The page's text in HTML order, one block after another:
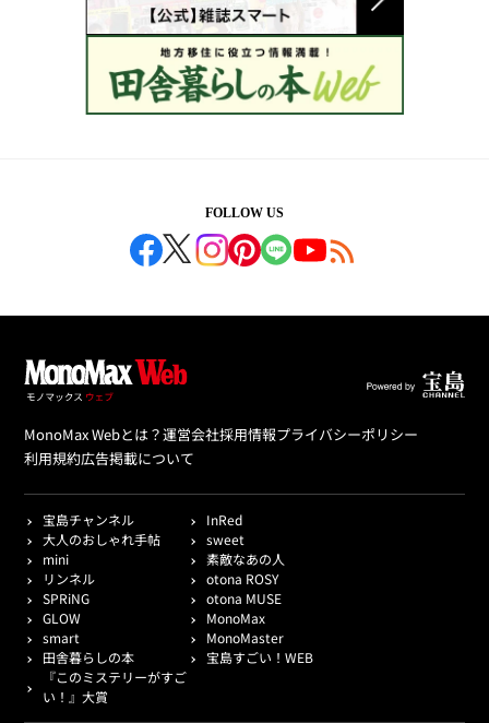
FOLLOW US
MonoMax Webとは？運営会社採用情報プライバシーポリシー
利用規約広告掲載について
宝島チャンネル
InRed
大人のおしゃれ手帖
sweet
mini
素敵なあの人
リンネル
otona ROSY
SPRiNG
otona MUSE
GLOW
MonoMax
smart
MonoMaster
田舎暮らしの本
宝島すごい！WEB
『このミステリーがすご
い！』大賞